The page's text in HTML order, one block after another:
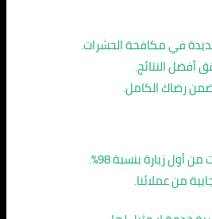
في مكافحة الحشرات.
أفضل النتائج.
رضاك الكامل.
أول زيارة بنسبة 98%.
من عملائنا.